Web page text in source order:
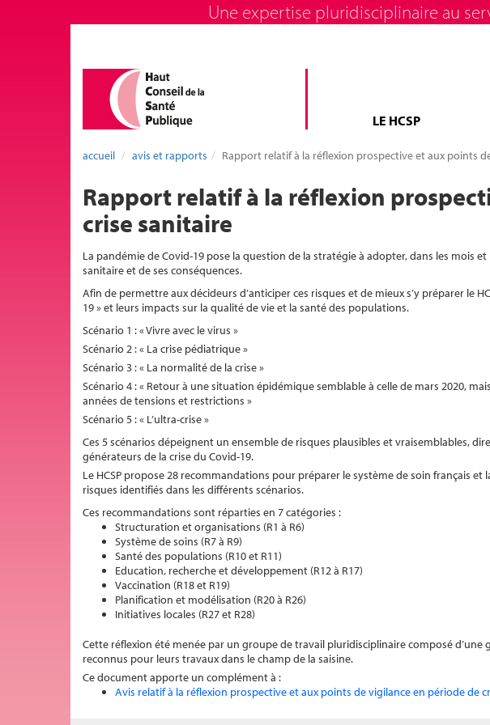
Une expertise pluridisciplinaire au
LE HCSP
accueil avis et rapports Rapport relatif à la réflexion prospective et aux points
Rapport relatif à la réflexion
crise sanitaire
La pandémie de Covid-19 pose la question de la stratégie à adopter, dans les mois
sanitaire et de ses conséquences.
Afin de permettre aux décideurs d’anticiper ces risques et de mieux s’y préparer le
19 » et leurs impacts sur la qualité de vie et la santé des populations.
Scénario 1 : « Vivre avec le virus »
Scénario 2 : « La crise pédiatrique »
Scénario 3 : « La normalité de la crise »
Scénario 4 : « Retour à une situation épidémique semblable à celle de mars 2020,
années de tensions et restrictions »
Scénario 5 : « L’ultra-crise »
Ces 5 scénarios dépeignent un ensemble de risques plausibles et vraisemblables,
générateurs de la crise du Covid-19.
Le HCSP propose 28 recommandations pour préparer le système de soin français
risques identifiés dans les différents scénarios.
Ces recommandations sont réparties en 7 catégories :
Structuration et organisations (R1 à R6)
Système de soins (R7 à R9)
Santé des populations (R10 et R11)
Education, recherche et développement (R12 à R17)
Vaccination (R18 et R19)
Planification et modélisation (R20 à R26)
Initiatives locales (R27 et R28)
Cette réflexion été menée par un groupe de travail pluridisciplinaire composé d’une
reconnus pour leurs travaux dans le champ de la saisine.
Ce document apporte un complément à :
Avis relatif à la réflexion prospective et aux points de vigilance en période de